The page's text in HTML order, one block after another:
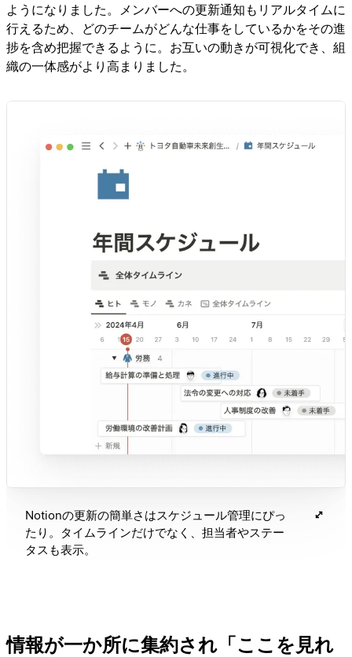
ようになりました。メンバーへの更新通知もリアルタイムに
行えるため、どのチームがどんな仕事をしているかをその進
捗を含め把握できるように。お互いの動きが可視化でき、組
織の一体感がより高まりました。
Notionの更新の簡単さはスケジュール管理にぴっ
たり。タイムラインだけでなく、担当者やステー
タスも表示。
情報が一か所に集約され「ここを見れ